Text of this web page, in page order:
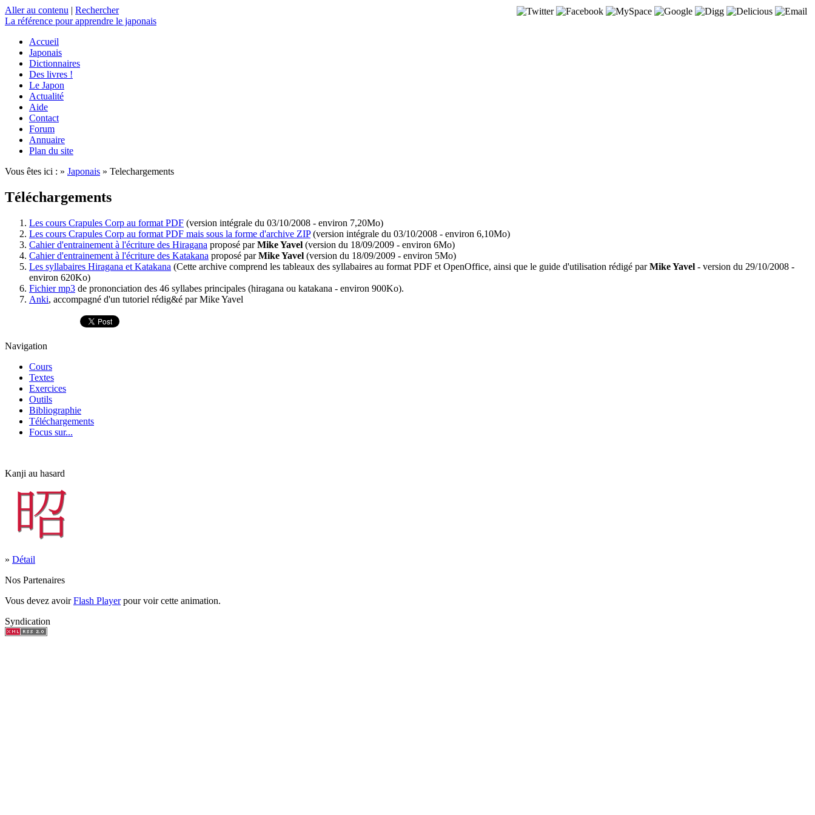
Aller au contenu | Rechercher
La référence pour apprendre le japonais
Accueil
Japonais
Dictionnaires
Des livres !
Le Japon
Actualité
Aide
Contact
Forum
Annuaire
Plan du site
Vous êtes ici : » Japonais » Telechargements
Téléchargements
Les cours Crapules Corp au format PDF (version intégrale du 03/10/2008 - environ 7,20Mo)
Les cours Crapules Corp au format PDF mais sous la forme d'archive ZIP(version intégrale du 03/10/2008 - environ 6,10Mo)
Cahier d'entrainement à l'écriture des Hiragana proposé parMike Yavel (version du 18/09/2009 - environ 6Mo)
Cahier d'entrainement à l'écriture des Katakana proposé parMike Yavel (version du 18/09/2009 - environ 5Mo)
Les syllabaires Hiragana et Katakana (Cette archive comprend les tableaux des syllabaires au format PDF et OpenOffice, ainsi que le guide d'utilisation rédigé parMike Yavel - version du 29/10/2008 -
environ 620Ko)
Fichier mp3 de prononciation des 46 syllabes principales (hiragana ou katakana - environ 900Ko).
Anki, accompagné d'un tutoriel rédig&é par Mike Yavel
Navigation
Cours
Textes
Exercices
Outils
Bibliographie
Téléchargements
Focus sur...
Kanji au hasard
» Détail
Nos Partenaires
Vous devez avoirFlash Playerpour voir cette animation.
Syndication